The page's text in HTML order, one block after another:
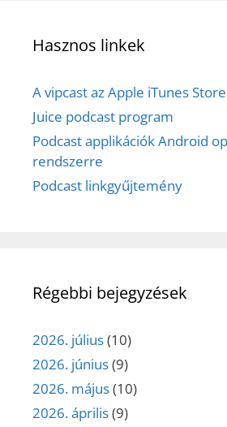
Hasznos linkek
A vipcast az Apple iTunes
Juice podcast program
Podcast applikációk Android
rendszerre
Podcast linkgyűjtemény
Régebbi bejegyzések
2026. július(10)
2026. június(9)
2026. május(10)
2026. április(9)